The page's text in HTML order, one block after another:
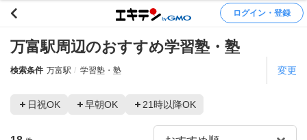
ログイン・登録
万富駅周辺のおすすめ学習塾・塾
検索条件 万富駅 学習塾・塾 変更
日祝OK 早朝OK 21時以降OK